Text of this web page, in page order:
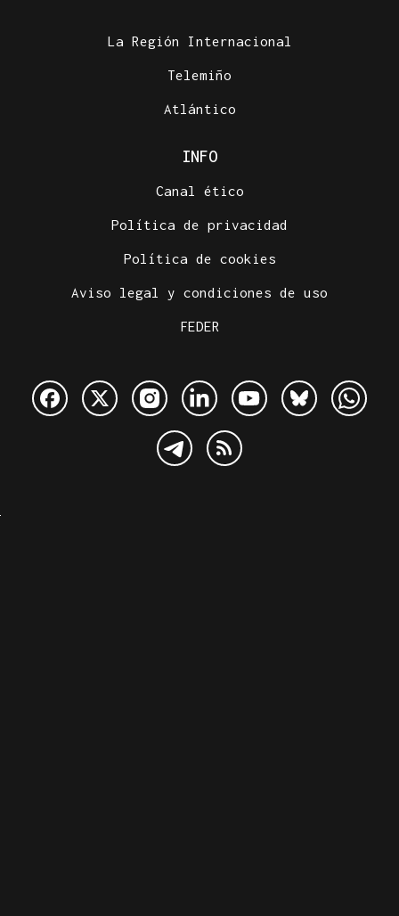
La Región Internacional
Telemiño
Atlántico
INFO
Canal ético
Política de privacidad
Política de cookies
Aviso legal y condiciones de uso
FEDER